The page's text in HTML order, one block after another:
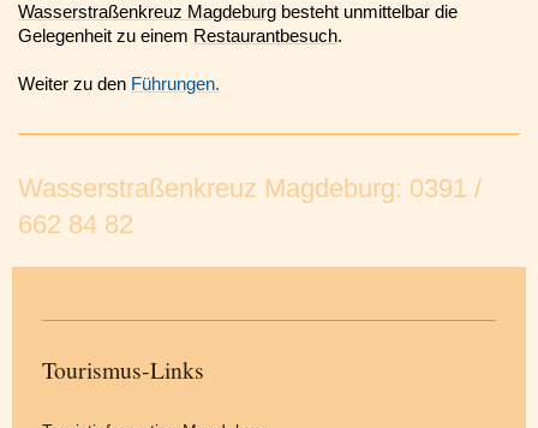
Wasserstraßenkreuz Magdeburg besteht unmittelbar die
Gelegenheit zu einem Restaurantbesuch.
Weiter zu den Führungen.
Wasserstraßenkreuz Magdeburg: 0391 /
662 84 82
Tourismus-Links